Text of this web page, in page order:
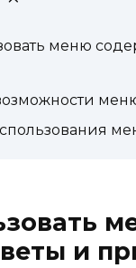
меню
и